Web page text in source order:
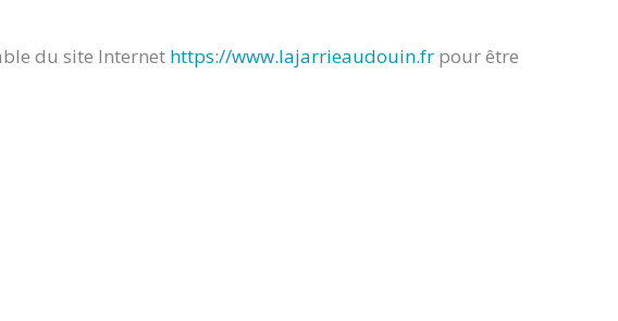
du site Internet https://www.lajarrieaudouin.fr pour être